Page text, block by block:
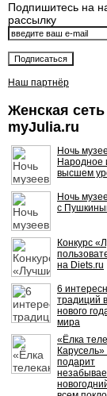
Подпишитесь на
рассылку
Наш партнёр
Женская сеть
myJulia.ru
Ночь
Народное
высшем
Ночь
с
Конкурс
на Diets.ru
6
традиций
нового
мира
«Ёлка
Карусель»
подарит